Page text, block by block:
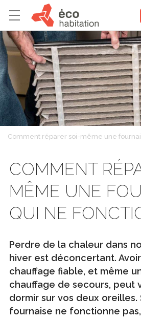
Comment réparer soi-même une
COMMENT
MÊME UNE
QUI NE
Perdre de la chaleur dans
hiver est déconcertant.
chauffage fiable, et même
chauffage de secours, peut
dormir sur vos deux oreilles.
fournaise ne fonctionne